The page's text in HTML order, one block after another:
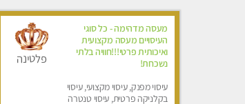
מעסה מדהימה - כל סוגי
העיסויים מעסה מקצועית
ואיכותית פרטי!!!חוויה בלתי
נשכחת!
עיסוי מפנק, עיסוי מקצועי, עיסוי
בקלניקה פרטית, עיסוי טנטרה
פלטינה